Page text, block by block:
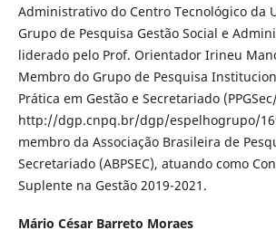
Administrativo do Centro Tecnológico da
Grupo de Pesquisa Gestão Social e
liderado pelo Prof. Orientador Irineu
Membro do Grupo de Pesquisa
Prática em Gestão e Secretariado
http://dgp.cnpq.br/dgp/espelhogrupo/
membro da Associação Brasileira de
Secretariado (ABPSEC), atuando como
Suplente na Gestão 2019-2021.
Mário César Barreto Moraes